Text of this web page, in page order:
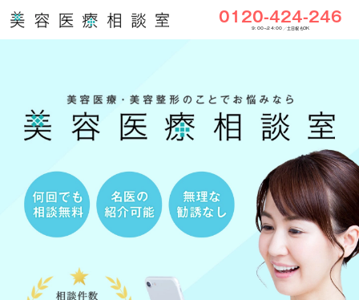
0120-424-246
9:00〜24:00／土日祝もOK